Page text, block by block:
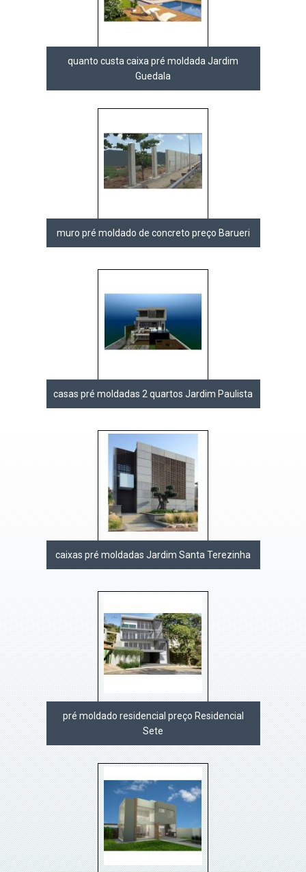
quanto custa caixa pré moldada Jardim
Guedala
muro pré moldado de concreto preço Barueri
casas pré moldadas 2 quartos Jardim Paulista
caixas pré moldadas Jardim Santa Terezinha
pré moldado residencial preço Residencial
Sete